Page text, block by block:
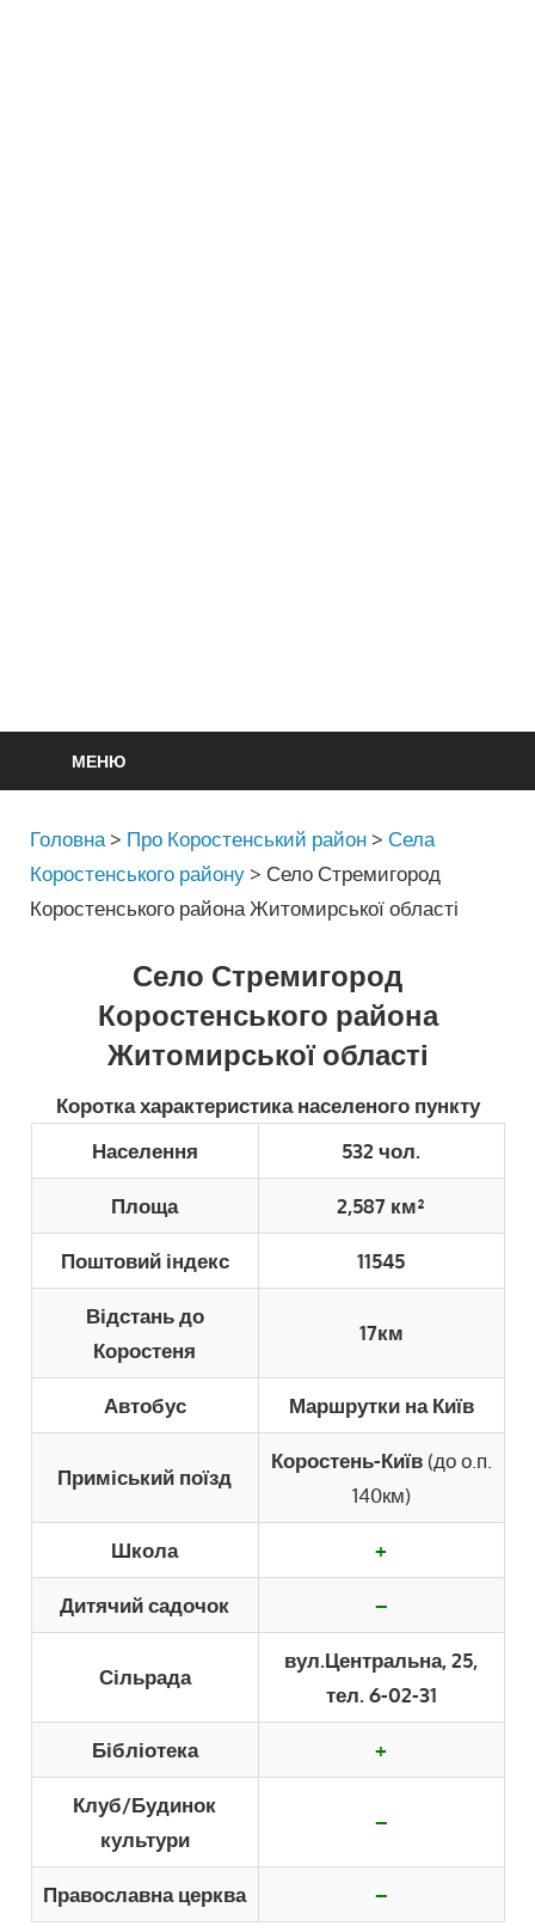
МЕНЮ
Головна > Про Коростенський район >Села
Коростенського району > Село Стремигород
Коростенського района Житомирської області
Село Стремигород
Коростенського района
Житомирської області
Коротка характеристика населеного пункту
Населення
532 чол.
Площа 2,587 км²
Поштовий індекс 11545
Відстань до
Коростеня
17км
Автобус Маршрутки на Київ
Приміський поїзд
Коростень-Київ(до о.п.
140км)
Школа +
Дитячий садочок –
Сільрада
вул.Центральна, 25,
тел. 6-02-31
Бібліотека +
Клуб/Будинок
культури
–
Православна церква –